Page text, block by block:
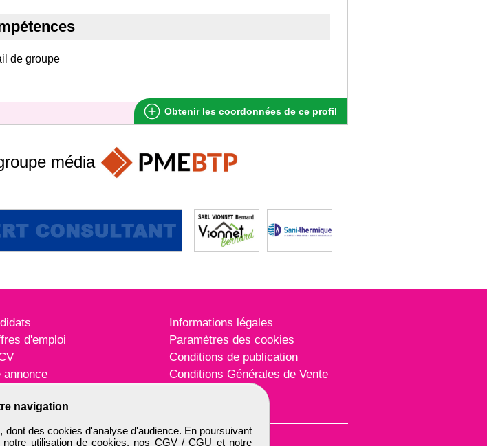
de groupe
Obtenir les coordonnées de ce profil
navigation
des cookies d'analyse d'audience. En poursuivant
utilisation de cookies, nos CGV / CGU et notre
média
d'emploi
annonce
Informations légales
Paramètres des cookies
Conditions de publication
Conditions Générales de Vente